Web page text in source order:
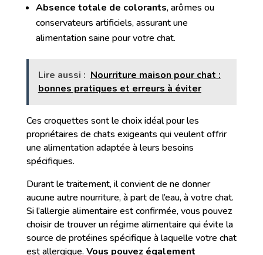
Absence totale de colorants, arômes ou
conservateurs artificiels, assurant une
alimentation saine pour votre chat.
Lire aussi : Nourriture maison pour chat :
bonnes pratiques et erreurs à éviter
Ces croquettes sont le choix idéal pour les
propriétaires de chats exigeants qui veulent offrir
une alimentation adaptée à leurs besoins
spécifiques.
Durant le traitement, il convient de ne donner
aucune autre nourriture, à part de l’eau, à votre chat.
Si l’allergie alimentaire est confirmée, vous pouvez
choisir de trouver un régime alimentaire qui évite la
source de protéines spécifique à laquelle votre chat
est allergique. Vous pouvez également